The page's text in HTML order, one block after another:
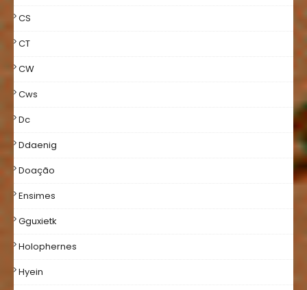
CS
CT
CW
Cws
Dc
Ddaenig
Doação
Ensimes
Gguxietk
Holophernes
Hyein